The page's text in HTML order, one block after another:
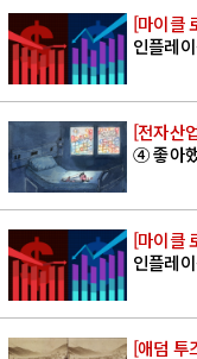
[마이클
인플레
[전자산
④ 좋아
[마이클
인플레
[애덤 투